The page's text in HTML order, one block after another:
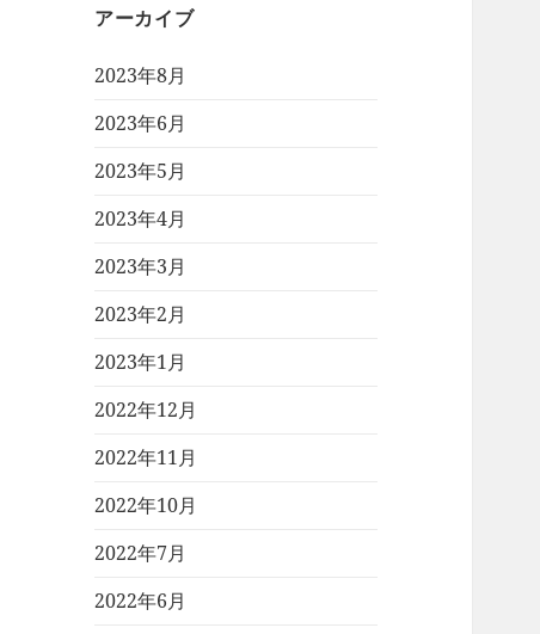
アーカイブ
2023年8月
2023年6月
2023年5月
2023年4月
2023年3月
2023年2月
2023年1月
2022年12月
2022年11月
2022年10月
2022年7月
2022年6月